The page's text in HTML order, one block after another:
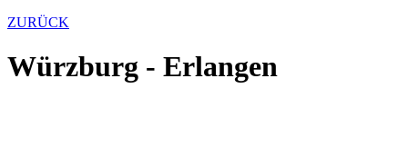
ZURÜCK
Würzburg - Erlangen